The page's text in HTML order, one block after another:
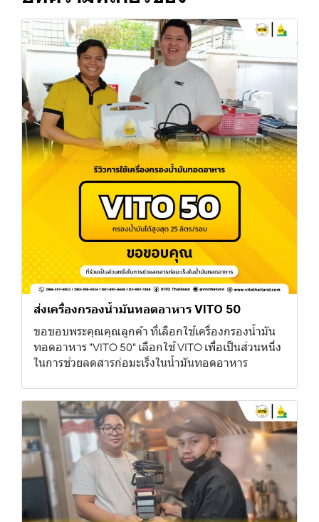
ส่งเครื่องกรองน้ำมันทอดอาหาร VITO 50
ขอขอบพระคุณคุณลูกค้า ที่เลือกใช้เครื่องกรองน้ำมัน
ทอดอาหาร "VITO 50" เลือกใช้ VITO เพื่อเป็นส่วนหนึ่ง
ในการช่วยลดสารก่อมะเร็งในน้ำมันทอดอาหาร